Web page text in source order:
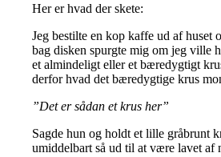
Her er hvad der skete:
Jeg bestilte en kop kaffe ud af huset
bag disken spurgte mig om jeg ville
et almindeligt eller et bæredygtigt
derfor hvad det bæredygtige krus
”Det er sådan et krus her”
Sagde hun og holdt et lille gråbrunt
umiddelbart så ud til at være lavet af